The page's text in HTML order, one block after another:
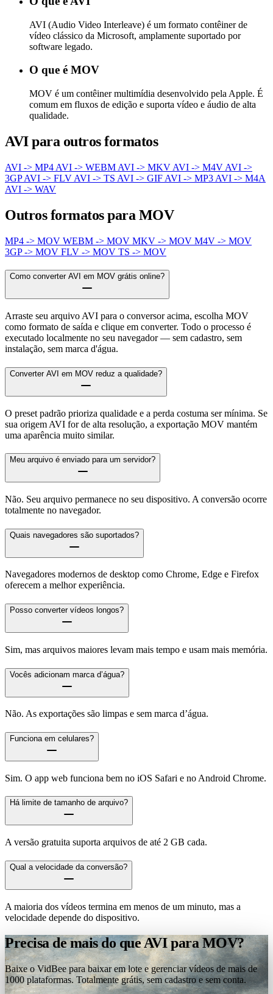
AVI (Audio Video Interleave) é um formato contêiner de
vídeo clássico da Microsoft, amplamente suportado por
software legado.
O que é MOV
MOV é um contêiner multimídia desenvolvido pela Apple. É
comum em fluxos de edição e suporta vídeo e áudio de alta
qualidade.
AVI para outros formatos
AVI -> MP4 AVI -> WEBM AVI -> MKV AVI -> M4V AVI ->
3GPAVI -> FLV AVI -> TS AVI -> GIF AVI -> MP3 AVI -> M4A
AVI -> WAV
Outros formatos para MOV
MP4 -> MOV WEBM -> MOV MKV -> MOV M4V -> MOV
3GP -> MOV FLV -> MOV TS -> MOV
Como converter AVI em MOV grátis online?
Arraste seu arquivo AVI para o conversor acima, escolha MOV
como formato de saída e clique em converter. Todo o processo é
executado localmente no seu navegador — sem cadastro, sem
instalação, sem marca d'água.
Converter AVI em MOV reduz a qualidade?
O preset padrão prioriza qualidade e a perda costuma ser mínima. Se
sua origem AVI for de alta resolução, a exportação MOV mantém
uma aparência muito similar.
Meu arquivo é enviado para um servidor?
Não. Seu arquivo permanece no seu dispositivo. A conversão ocorre
totalmente no navegador.
Quais navegadores são suportados?
Navegadores modernos de desktop como Chrome, Edge e Firefox
oferecem a melhor experiência.
Posso converter vídeos longos?
Sim, mas arquivos maiores levam mais tempo e usam mais memória.
Vocês adicionam marca d’água?
Não. As exportações são limpas e sem marca d’água.
Funciona em celulares?
Sim. O app web funciona bem no iOS Safari e no Android Chrome.
Há limite de tamanho de arquivo?
A versão gratuita suporta arquivos de até 2 GB cada.
Qual a velocidade da conversão?
A maioria dos vídeos termina em menos de um minuto, mas a
velocidade depende do dispositivo.
Precisa de mais do que AVI para MOV?
Baixe o VidBee para baixar em lote e gerenciar vídeos de mais de
1000 plataformas. Totalmente grátis, sem cadastro e sem conta.